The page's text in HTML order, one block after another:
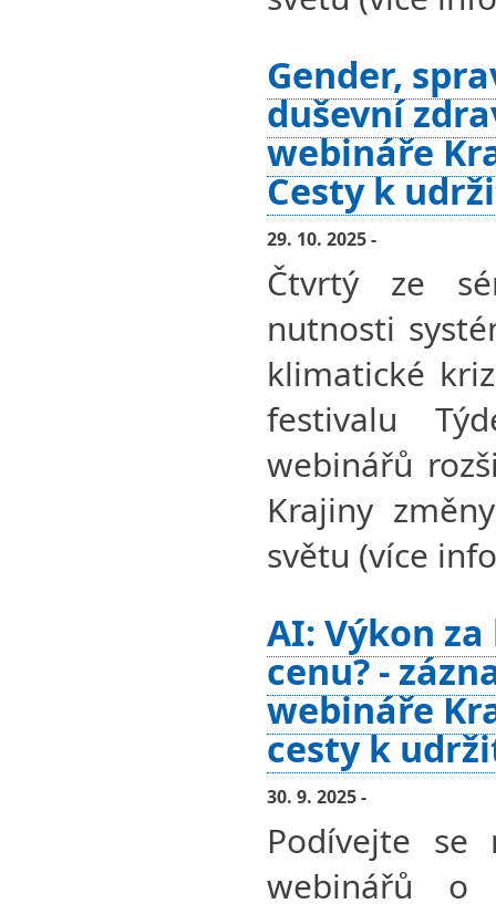
Gender,
duševní
webináře
Cesty k
29. 10. 2025 -
Čtvrtý ze
nutnosti
klimatické
festivalu
webinářů
Krajiny
světu (více
AI: Výkon
cenu? -
webináře
cesty k
30. 9. 2025 -
Podívejte
webinářů o